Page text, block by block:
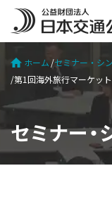
ホーム セミナー・シ
第1回海外旅行マーケッ
セミナー・